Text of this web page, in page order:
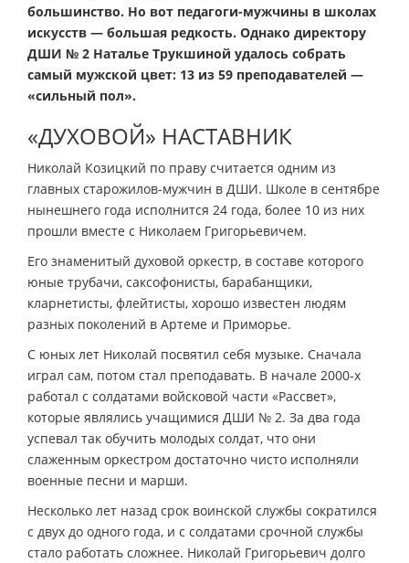
большинство. Но вот педагоги-мужчины в школах
искусств — большая редкость. Однако директору
ДШИ № 2 Наталье Трукшиной удалось собрать
самый мужской цвет: 13 из 59 преподавателей —
«сильный пол».
«ДУХОВОЙ» НАСТАВНИК
Николай Козицкий по праву считается одним из
главных старожилов-мужчин в ДШИ. Школе в сентябре
нынешнего года исполнится 24 года, более 10 из них
прошли вместе с Николаем Григорьевичем.
Его знаменитый духовой оркестр, в составе которого
юные трубачи, саксофонисты, барабанщики,
кларнетисты, флейтисты, хорошо известен людям
разных поколений в Артеме и Приморье.
С юных лет Николай посвятил себя музыке. Сначала
играл сам, потом стал преподавать. В начале 2000-х
работал с солдатами войсковой части «Рассвет»,
которые являлись учащимися ДШИ № 2. За два года
успевал так обучить молодых солдат, что они
слаженным оркестром достаточно чисто исполняли
военные песни и марши.
Несколько лет назад срок воинской службы сократился
с двух до одного года, и с солдатами срочной службы
стало работать сложнее. Николай Григорьевич долго